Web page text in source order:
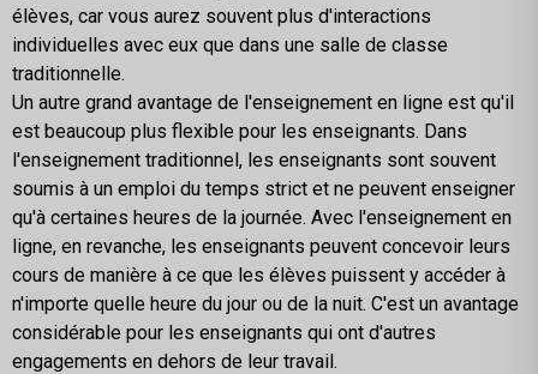
élèves, car vous aurez souvent plus d'interactions
individuelles avec eux que dans une salle de classe
traditionnelle.
Un autre grand avantage de l'enseignement en ligne est qu'il
est beaucoup plus flexible pour les enseignants. Dans
l'enseignement traditionnel, les enseignants sont souvent
soumis à un emploi du temps strict et ne peuvent enseigner
qu'à certaines heures de la journée. Avec l'enseignement en
ligne, en revanche, les enseignants peuvent concevoir leurs
cours de manière à ce que les élèves puissent y accéder à
n'importe quelle heure du jour ou de la nuit. C'est un avantage
considérable pour les enseignants qui ont d'autres
engagements en dehors de leur travail.